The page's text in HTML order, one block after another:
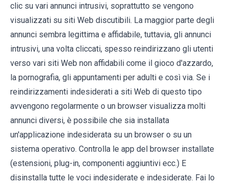
clic su vari annunci intrusivi, soprattutto se vengono
visualizzati su siti Web discutibili. La maggior parte degli
annunci sembra legittima e affidabile, tuttavia, gli annunci
intrusivi, una volta cliccati, spesso reindirizzano gli utenti
verso vari siti Web non affidabili come il gioco d'azzardo,
la pornografia, gli appuntamenti per adulti e così via. Se i
reindirizzamenti indesiderati a siti Web di questo tipo
avvengono regolarmente o un browser visualizza molti
annunci diversi, è possibile che sia installata
un'applicazione indesiderata su un browser o su un
sistema operativo. Controlla le app del browser installate
(estensioni, plug-in, componenti aggiuntivi ecc.) E
disinstalla tutte le voci indesiderate e indesiderate. Fai lo